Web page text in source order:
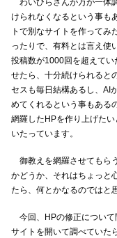
わいひらさんが万が一体
けられなくなるという事も
トで別なサイトを作ってみ
ったりで、有料とは言え使
投稿数が1000回を超えて
せたら、十分続けられると
セスも毎日結構あるし、AI
めてくれるという事もある
網羅したHPを作り上げた
いたっています。
御教えを網羅させてもら
かどうか、それはちょっと
たら、何とかなるのではと
今回、HPの修正について
サイトを開いて調べていた